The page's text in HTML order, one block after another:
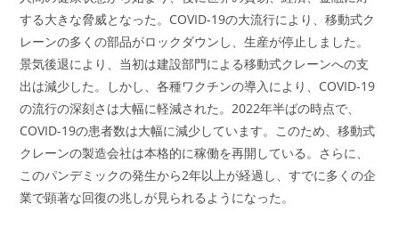
する大きな脅威となった。COVID-19の大流行により、移動式ク
レーンの多くの部品がロックダウンし、生産が停止しました。
景気後退により、当初は建設部門による移動式クレーンへの支
出は減少した。しかし、各種ワクチンの導入により、COVID-19
の流行の深刻さは大幅に軽減された。2022年半ばの時点で、
COVID-19の患者数は大幅に減少しています。このため、移動式
クレーンの製造会社は本格的に稼働を再開している。さらに、
このパンデミックの発生から2年以上が経過し、すでに多くの企
業で顕著な回復の兆しが見られるようになった。